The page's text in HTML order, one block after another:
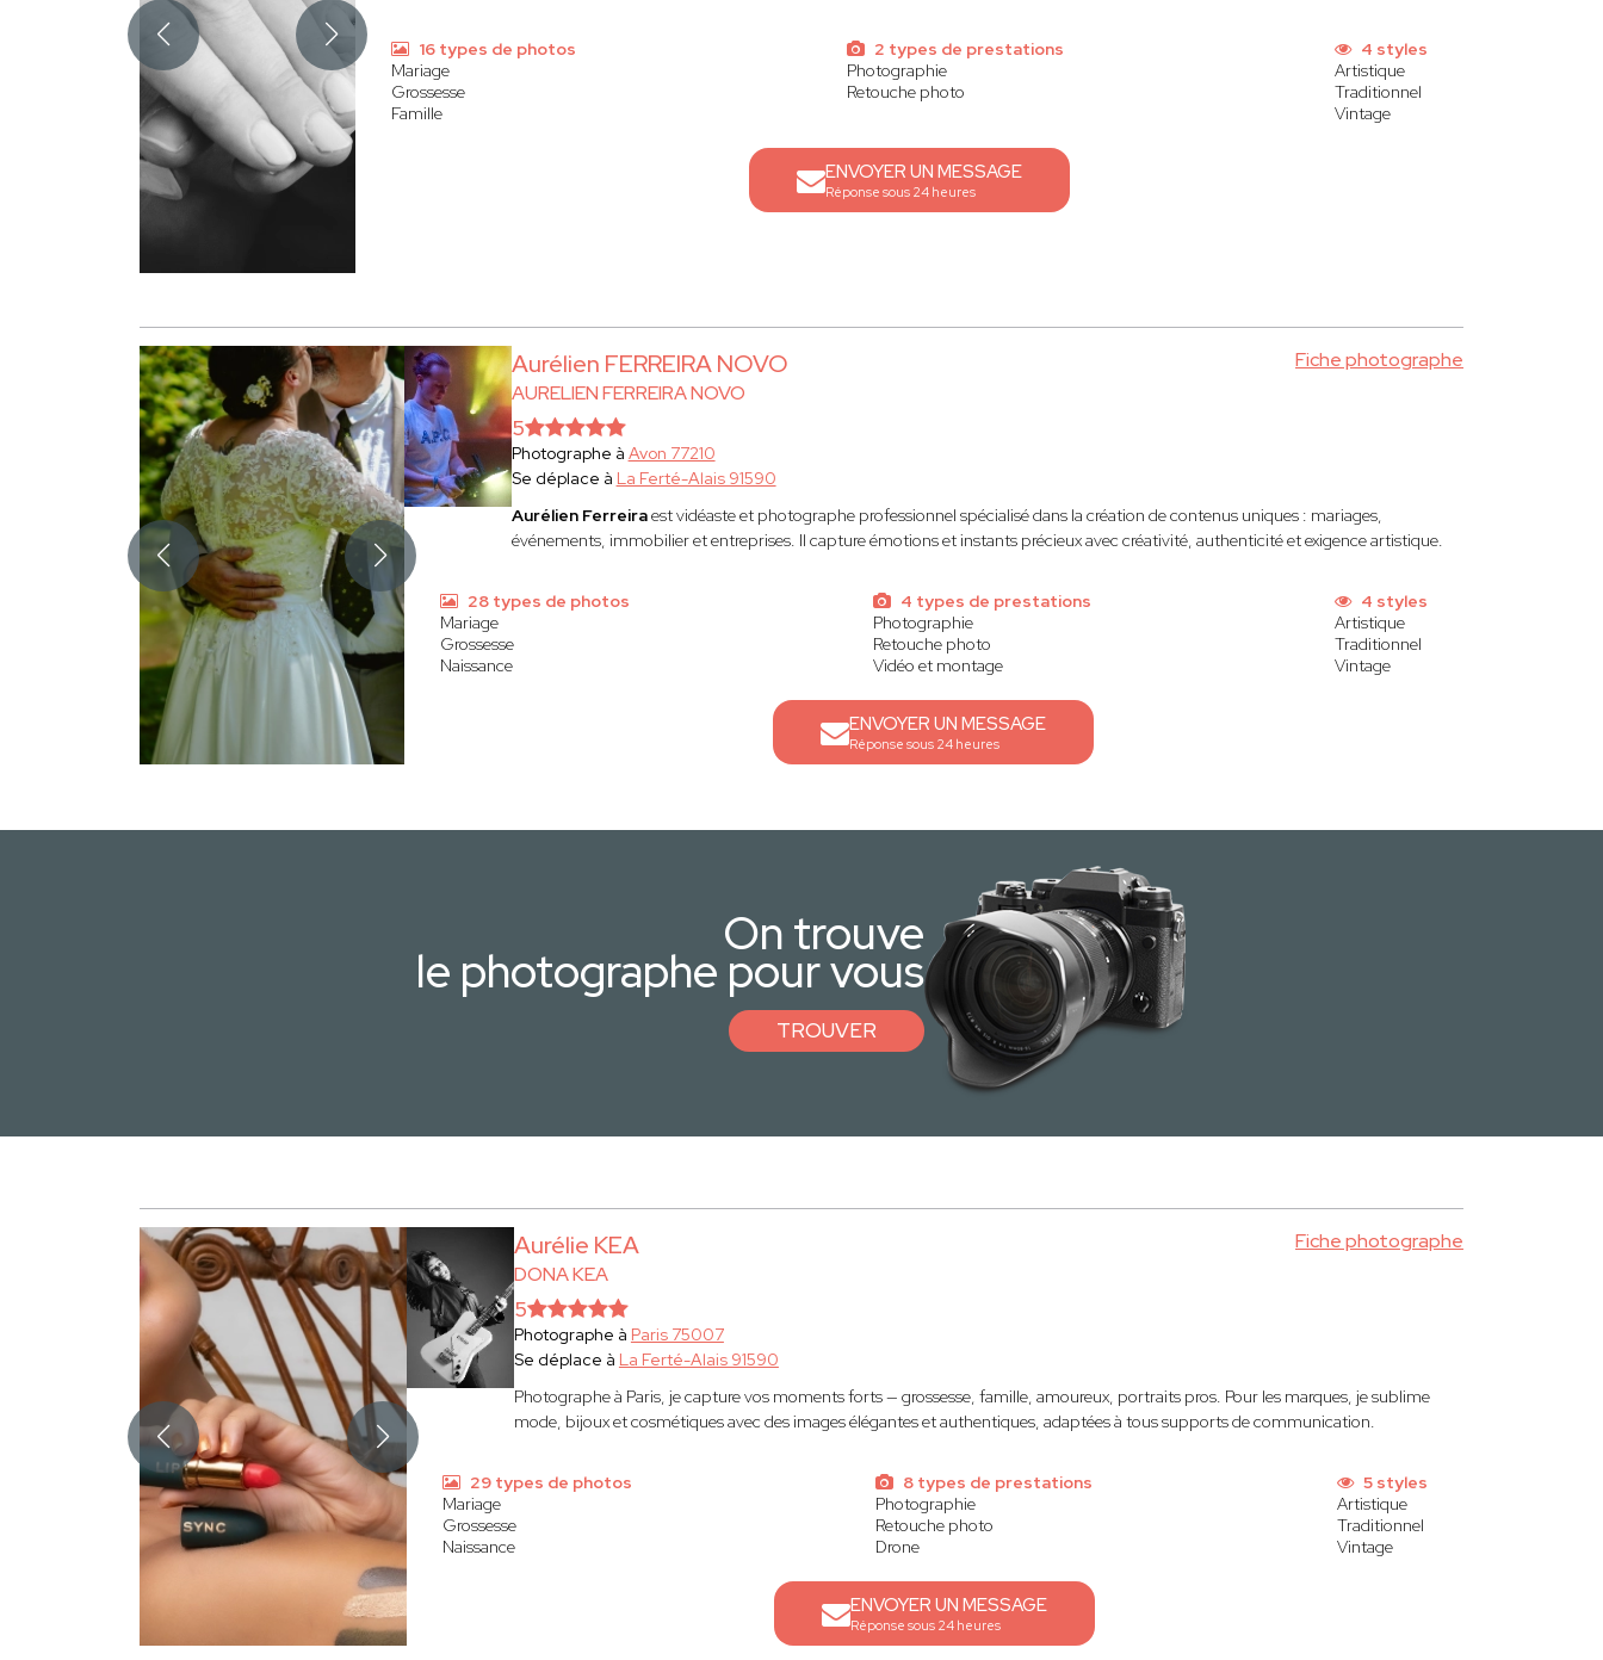
16 types de photos
Mariage
Grossesse
Famille
2 types de prestations
Photographie
Retouche photo
4 styles
Artistique
Traditionnel
Vintage
ENVOYER UN MESSAGE
Réponse sous 24 heures
Aurélien FERREIRA NOVO
AURELIEN FERREIRA NOVO
Fiche photographe
5
Photographe à Avon 77210
Se déplace à La Ferté-Alais 91590
Aurélien Ferreiraest vidéaste et photographe professionnel spécialisé dans la création de contenus uniques : mariages,
événements, immobilier et entreprises. Il capture émotions et instants précieux avec créativité, authenticité et exigence artistique.
28 types de photos
Mariage
Grossesse
Naissance
4 types de prestations
Photographie
Retouche photo
Vidéo et montage
4 styles
Artistique
Traditionnel
Vintage
ENVOYER UN MESSAGE
Réponse sous 24 heures
On trouve
le photographe pour vous
TROUVER
Aurélie KEA
DONA KEA
Fiche photographe
5
Photographe à Paris 75007
Se déplace à La Ferté-Alais 91590
Photographe à Paris, je capture vos moments forts — grossesse, famille, amoureux, portraits pros. Pour les marques, je sublime
mode, bijoux et cosmétiques avec des images élégantes et authentiques, adaptées à tous supports de communication.
29 types de photos
Mariage
Grossesse
Naissance
8 types de prestations
Photographie
Retouche photo
Drone
5 styles
Artistique
Traditionnel
Vintage
ENVOYER UN MESSAGE
Réponse sous 24 heures